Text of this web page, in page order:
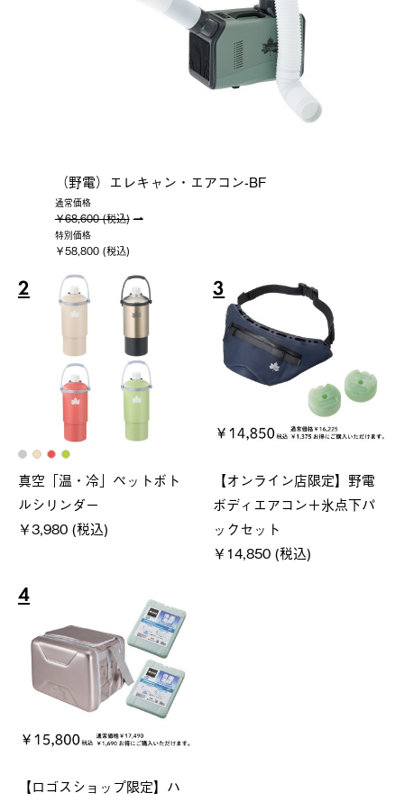
（野電）エレキャン・エアコン-BF
通常価格
￥68,600 (税込)
特別価格
￥58,800 (税込)
2
真空「温・冷」ペットボト
ルシリンダー
￥3,980 (税込)
3
【オンライン店限定】野電
ボディエアコン＋氷点下パ
ックセット
￥14,850 (税込)
4
【ロゴスショップ限定】ハ